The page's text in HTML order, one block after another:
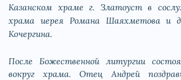
Казанском храме г. Златоуст в
храма иерея Романа Шаяхметова и
Кочергина.
После Божественной литургии
вокруг храма. Отец Андрей